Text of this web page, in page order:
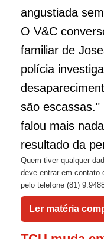
angustiada
O V&C
familiar de
polícia
são
falou mais
resultado da
Quem tiver qualquer
deve entrar em contato
pelo telefone (81)
Ler matéria